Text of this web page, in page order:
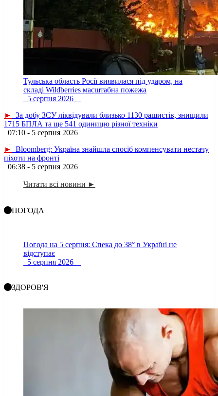
Тульська область Росії виявилася під ударом, на
складі Wildberries масштабна пожежа
5 серпня 2026
►
За добу ЗСУ ліквідували близько 1130 рашистів, знищили
1715 БПЛА та ще 541 одиницю різної техніки
07:10 - 5 серпня 2026
►
Bloomberg: Україна знайшла спосіб компенсувати нестачу
піхоти на фронті
06:38 - 5 серпня 2026
Читати всі новини ►
ПОГОДА
Погода на 5 серпня: Спека до 38° в Україні не
відступає
5 серпня 2026
ЗДОРОВ'Я